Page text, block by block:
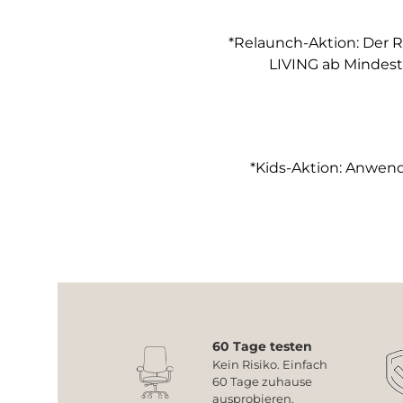
*Relaunch-Aktion: Der
LIVING ab
*Kids-Aktion:
60 Tage testen
Kein Risiko. Einfach
60 Tage zuhause
ausprobieren.